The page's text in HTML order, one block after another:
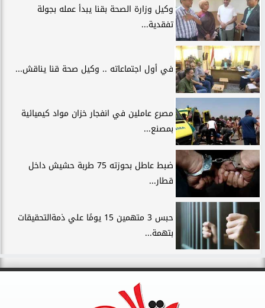
وكيل وزارة الصحة بقنا يبدأ عمله بجولة
تفقدية...
في أول اجتماعاته .. وكيل صحة قنا يناقش...
مصرع عاملين في انفجار خزان مواد كيميائية
بمصنع...
ضبط عاطل بحوزته 75 طربة حشيش داخل
قطار...
حبس 3 متهمين 15 يومًا علي ذمةالتحقيقات
بتهمة...